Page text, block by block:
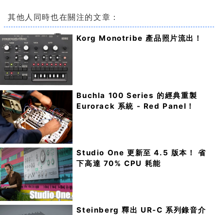
其他人同時也在關注的文章：
Korg Monotribe 產品照片流出！
Buchla 100 Series 的經典重製
Eurorack 系統 - Red Panel！
Studio One 更新至 4.5 版本！ 省
下高達 70% CPU 耗能
Steinberg 釋出 UR-C 系列錄音介